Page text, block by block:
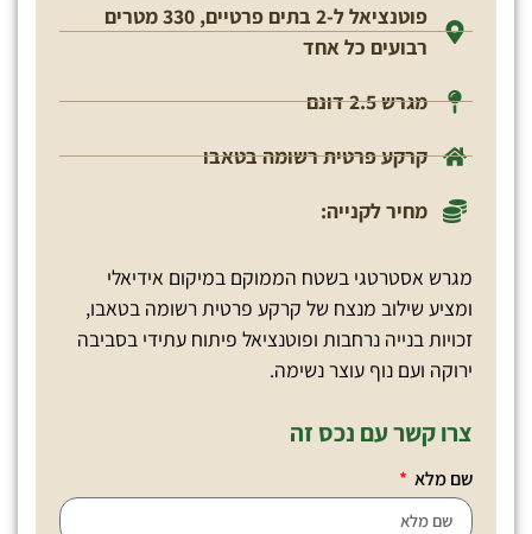
פוטנציאל ל-2 בתים פרטיים, 330 מטרים
רבועים כל אחד
מגרש 2.5 דונם
קרקע פרטית רשומה בטאבו
מחיר לקנייה:
מגרש אסטרטגי בשטח הממוקם במיקום אידיאלי
ומציע שילוב מנצח של קרקע פרטית רשומה בטאבו,
זכויות בנייה נרחבות ופוטנציאל פיתוח עתידי בסביבה
ירוקה ועם נוף עוצר נשימה.
צרו קשר עם נכס זה
שם מלא